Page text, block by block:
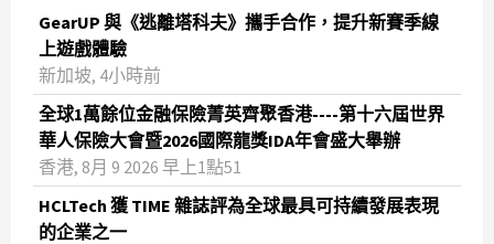
GearUP 與《逃離塔科夫》攜手合作，提升新賽季線
上遊戲體驗
新加坡, 4小時前
全球1萬餘位金融保險菁英齊聚香港----第十六屆世界
華人保險大會暨2026國際龍獎IDA年會盛大舉辦
香港, 8月 9 2026 早上1點51
HCLTech 獲 TIME 雜誌評為全球最具可持續發展表現
的企業之一